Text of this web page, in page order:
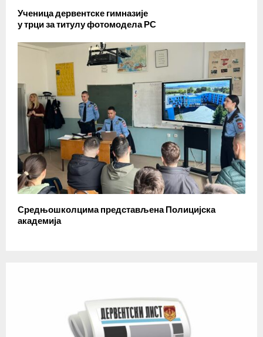
Ученица дервентске гимназије
у трци за титулу фотомодела РС
Средњошколцима представљена Полицијска
академија